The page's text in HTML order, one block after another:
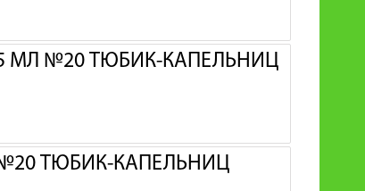
МЛ №20 ТЮБИК-КАПЕЛЬНИЦ
ТЮБИК-КАПЕЛЬНИЦ